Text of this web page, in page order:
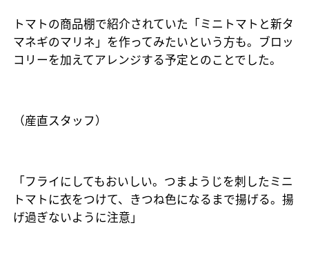
トマトの商品棚で紹介されていた「ミニトマトと新タ
マネギのマリネ」を作ってみたいという方も。ブロッ
コリーを加えてアレンジする予定とのことでした。
（産直スタッフ）
「フライにしてもおいしい。つまようじを刺したミニ
トマトに衣をつけて、きつね色になるまで揚げる。揚
げ過ぎないように注意」